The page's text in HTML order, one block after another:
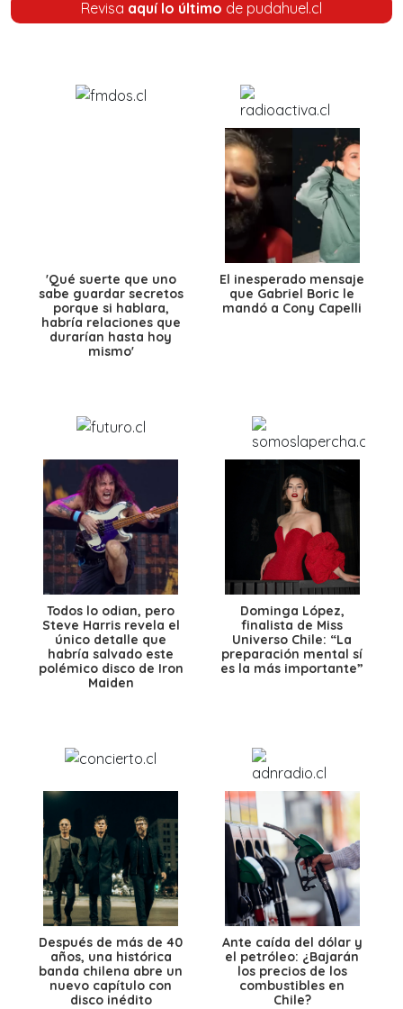
Revisa aquí lo último de pudahuel.cl
'Qué suerte que uno
sabe guardar secretos
porque si hablara,
habría relaciones que
durarían hasta hoy
mismo'
El inesperado mensaje
que Gabriel Boric le
mandó a Cony Capelli
Todos lo odian, pero
Steve Harris revela el
único detalle que
habría salvado este
polémico disco de Iron
Maiden
Dominga López,
finalista de Miss
Universo Chile: “La
preparación mental sí
es la más importante”
Después de más de 40
años, una histórica
banda chilena abre un
nuevo capítulo con
disco inédito
Ante caída del dólar y
el petróleo: ¿Bajarán
los precios de los
combustibles en
Chile?